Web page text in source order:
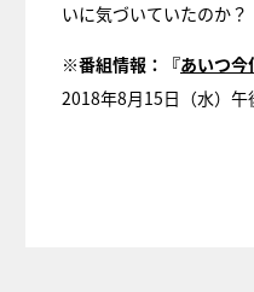
いに気づいていたのか
※番組情報：『あいつ今
2018年8月15日（水）